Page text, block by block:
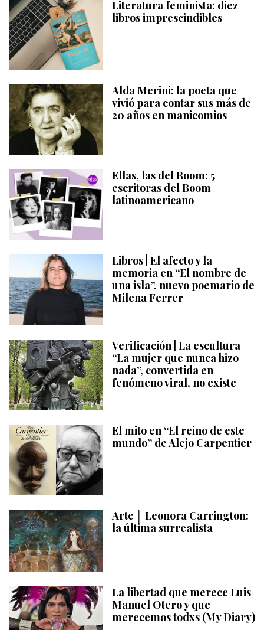
Literatura feminista: diez
libros imprescindibles
Alda Merini: la poeta que
vivió para contar sus más de
20 años en manicomios
Ellas, las del Boom: 5
escritoras del Boom
latinoamericano
Libros | El afecto y la
memoria en “El nombre de
una isla”, nuevo poemario de
Milena Ferrer
Verificación | La escultura
“La mujer que nunca hizo
nada”, convertida en
fenómeno viral, no existe
El mito en “El reino de este
mundo” de Alejo Carpentier
Arte │ Leonora Carrington:
la última surrealista
La libertad que merece Luis
Manuel Otero y que
merecemos todxs (My Diary)